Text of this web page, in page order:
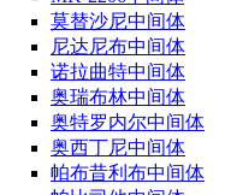
莫替沙尼中间体
尼达尼布中间体
诺拉曲特中间体
奥瑞布林中间体
奥特罗内尔中间体
奥西丁尼中间体
帕布昔利布中间体